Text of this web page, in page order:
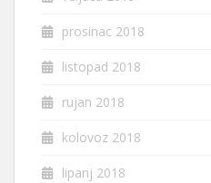
prosinac 2018
listopad 2018
rujan 2018
kolovoz 2018
lipanj 2018